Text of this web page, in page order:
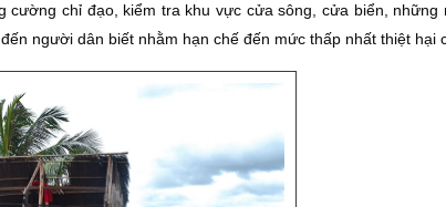
cường chỉ đạo, kiểm tra khu vực cửa sông, cửa biển,
người dân biết nhằm hạn chế đến mức thấp nhất thiệt hại